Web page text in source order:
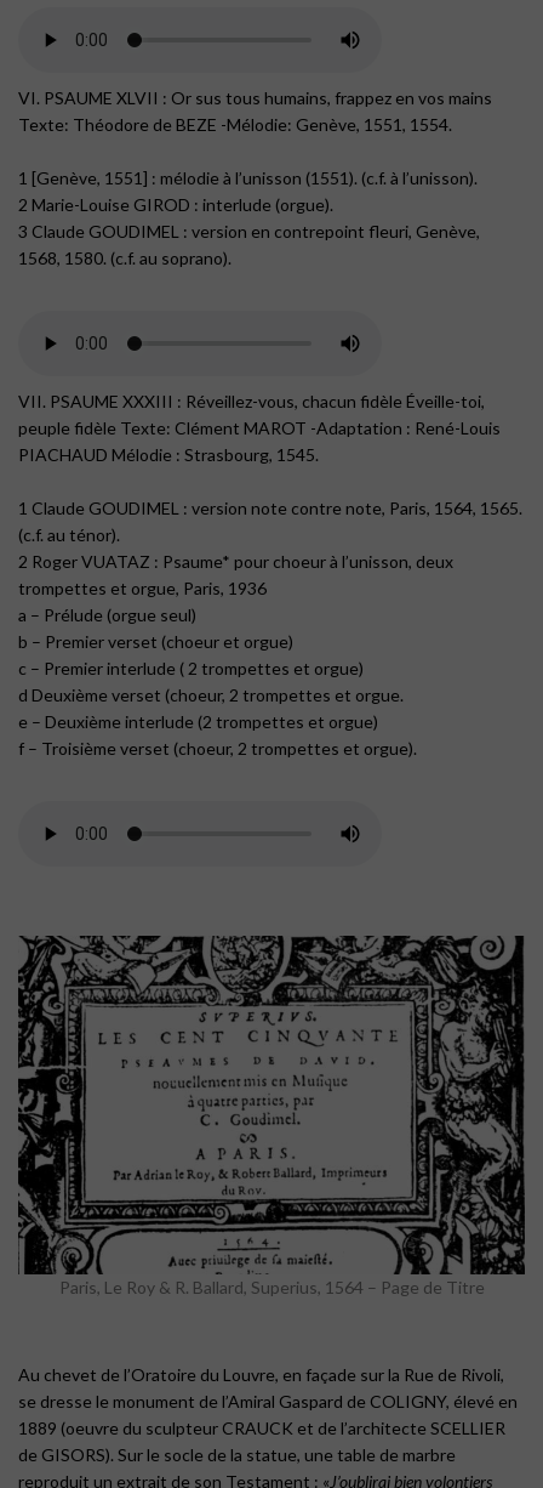
VI. PSAUME XLVII : Or sus tous humains, frappez en vos mains
Texte: Théodore de BEZE -Mélodie: Genève, 1551, 1554.
1 [Genève, 1551] : mélodie à l’unisson (1551). (c.f. à l’unisson).
2 Marie-Louise GIROD : interlude (orgue).
3 Claude GOUDIMEL : version en contrepoint fleuri, Genève,
1568, 1580. (c.f. au soprano).
VII. PSAUME XXXIII : Réveillez-vous, chacun fidèle Éveille-toi,
peuple fidèle Texte: Clément MAROT -Adaptation : René-Louis
PIACHAUD Mélodie : Strasbourg, 1545.
1 Claude GOUDIMEL : version note contre note, Paris, 1564, 1565.
(c.f. au ténor).
2 Roger VUATAZ : Psaume* pour choeur à l’unisson, deux
trompettes et orgue, Paris, 1936
a – Prélude (orgue seul)
b – Premier verset (choeur et orgue)
c – Premier interlude ( 2 trompettes et orgue)
d Deuxième verset (choeur, 2 trompettes et orgue.
e – Deuxième interlude (2 trompettes et orgue)
f – Troisième verset (choeur, 2 trompettes et orgue).
Paris, Le Roy & R. Ballard, Superius, 1564 – Page de Titre
Au chevet de l’Oratoire du Louvre, en façade sur la Rue de Rivoli,
se dresse le monument de l’Amiral Gaspard de COLIGNY, élevé en
1889 (oeuvre du sculpteur CRAUCK et de l’architecte SCELLIER
de GISORS). Sur le socle de la statue, une table de marbre
reproduit un extrait de son Testament : «J’oublirai bien volontiers